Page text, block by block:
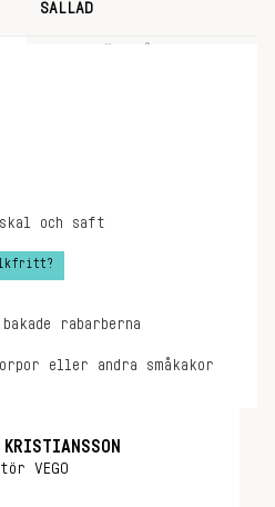
SALLAD
och saft
rabarberna
eller andra småkakor
VEGO